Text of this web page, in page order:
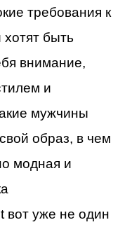
требования к
быть
внимание,
и
мужчины
образ, в чем
модная и
вот уже не один